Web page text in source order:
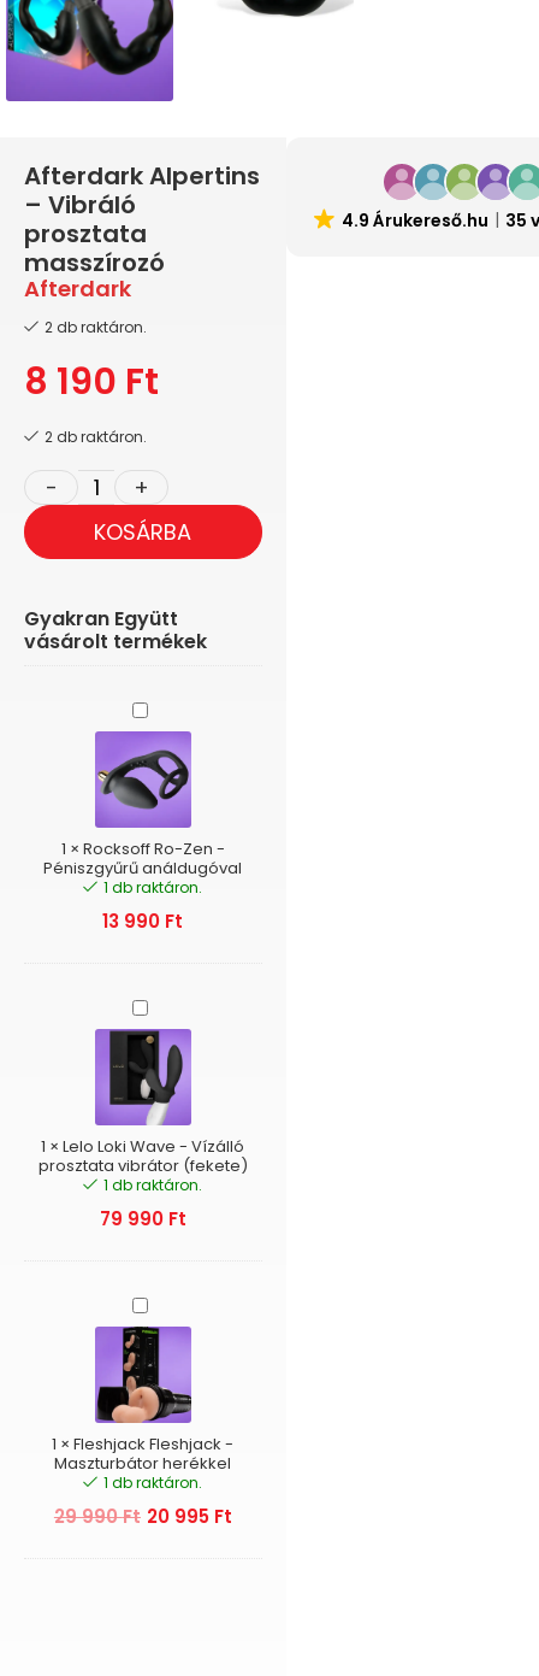
Afterdark Alpertins
– Vibráló
prosztata
masszírozó
Afterdark
2 db raktáron.
8 190 Ft
2 db raktáron.
KOSÁRBA
Gyakran Együtt
vásárolt termékek
Rocksoff
Ro-
Zen
-
Péniszgyűrű
análdugóval
1 × Rocksoff Ro-Zen -
Péniszgyűrű análdugóval
1 db raktáron.
13 990 Ft
Lelo
Loki
Wave
-
Vízálló
prosztata
vibrátor
(fekete)
1 ×Lelo Loki Wave - Vízálló
prosztata vibrátor (fekete)
1 db raktáron.
79 990 Ft
Fleshjack
Fleshjack
-
Maszturbátor
herékkel
1 ×Fleshjack Fleshjack -
Maszturbátor herékkel
1 db raktáron.
29 990Ft 20 995 Ft
4.9 Árukereső.hu 35